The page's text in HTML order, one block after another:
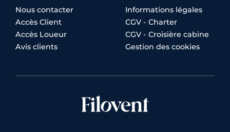
Nous contacter
Accès Client
Accès Loueur
Avis clients
Informations légales
CGV - Charter
CGV - Croisière cabine
Gestion des cookies